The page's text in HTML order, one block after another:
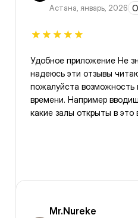
Астана, январь, 2026
Удобное приложение Не знаю куда написать,
надеюсь эти отзывы
пожалуйста возможность
времени. Например
какие залы открыты в это
Mr.Nureke